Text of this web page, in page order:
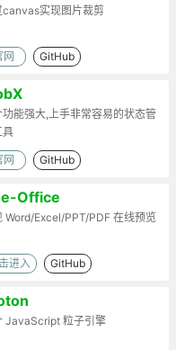
canvas实现图片裁剪
网 GitHub
功能强大,上手非常容易的状态管
具
网 GitHub
Office
Word/Excel/PPT/PDF 在线预览
进入 GitHub
JavaScript 粒子引擎